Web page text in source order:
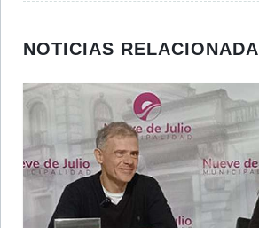
NOTICIAS